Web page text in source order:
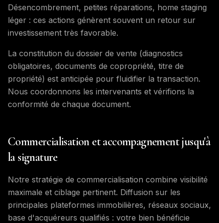
Désencombrement, petites réparations, home staging
léger : ces actions génèrent souvent un retour sur
investissement très favorable.
La constitution du dossier de vente (diagnostics
obligatoires, documents de copropriété, titre de
propriété) est anticipée pour fluidifier la transaction.
Nous coordonnons les intervenants et vérifions la
conformité de chaque document.
Commercialisation et accompagnement jusqu'à
la signature
Notre stratégie de commercialisation combine visibilité
maximale et ciblage pertinent. Diffusion sur les
principales plateformes immobilières, réseaux sociaux,
base d'acquéreurs qualifiés : votre bien bénéficie